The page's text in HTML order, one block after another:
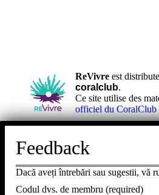
ReVivre est
coralclub.
Ce site utilise des
officiel du CoralClub
Feedback
Dacă aveți întrebări sau sugestii, vă
Codul dvs. de membru (required)